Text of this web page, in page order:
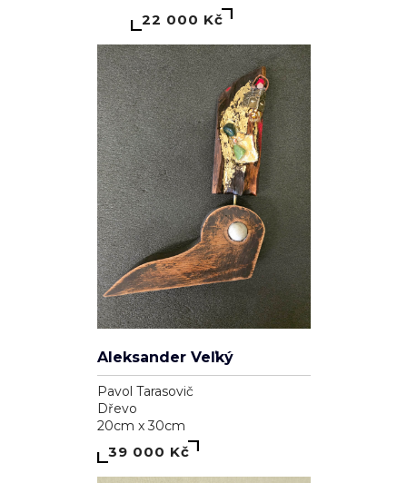
7 000 Kč
Genesis
Dominika Brynzej
Plátno
55cm x 75cm
7 000 Kč